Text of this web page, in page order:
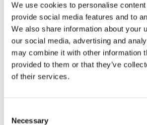
We use cookies to personalise
provide social media features and to
We also share information about your
our social media, advertising and
may combine it with other information
provided to them or that they’ve
of their services.
Selection
Necessary
Quale miglior augurio in vista
dell’anno nuovo? Questoplaid
decorazioni a forma di corno
portafortunarappresenta
e scacciapensieri per i tuoi
Natale.
Semplice ma prezioso, è
.